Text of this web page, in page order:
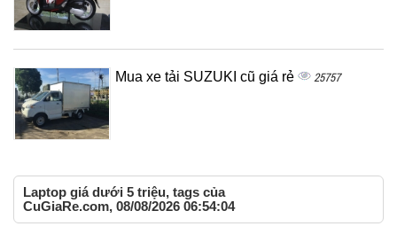
Mua xe tải SUZUKI cũ giá rẻ 25757
Laptop giá dưới 5 triệu, tags của
CuGiaRe.com, 08/08/2026 06:54:04